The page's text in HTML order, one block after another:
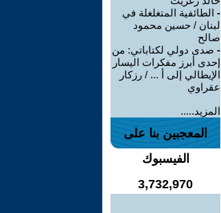
- الطائفية المتغلغلة في
لبنان / حسين محمود
صالح
- صدى دولي لكتاباتي: من
إحدى أبرز مفكرات اليسار
الإيطالي إلى أ ... / رزكار
عقراوي
المزيد.....
المعجبين بنا على
الفيسبوك
3,732,970